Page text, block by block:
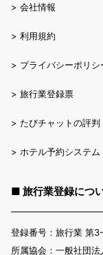
> 会社情報
> 利用規約
> プライバシーポリシ
> 旅行業登録票
> たびチャットの評判
> ホテル予約システム
■ 旅行業登録につ
登録番号：旅行業 第
所属協会：一般社団